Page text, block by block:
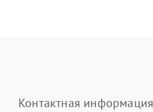
Контактная информация